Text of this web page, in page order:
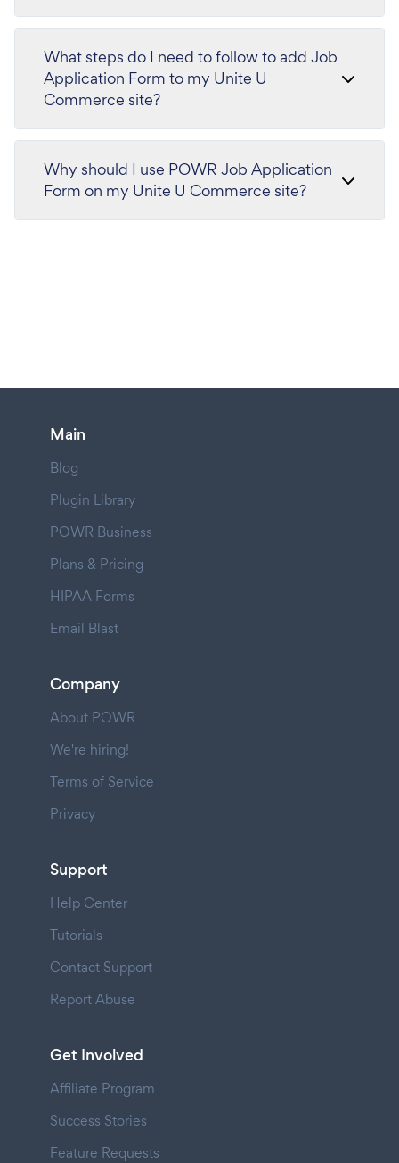
What steps do I need to follow to add Job
Application Form to my Unite U
Commerce site?
Why should I use POWR Job Application
Form on my Unite U Commerce site?
Main
Blog
Plugin Library
POWR Business
Plans & Pricing
HIPAA Forms
Email Blast
Company
About POWR
We're hiring!
Terms of Service
Privacy
Support
Help Center
Tutorials
Contact Support
Report Abuse
Get Involved
Affiliate Program
Success Stories
Feature Requests